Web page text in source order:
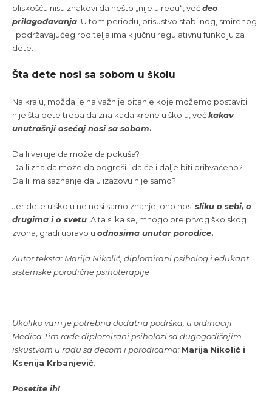
bliskošću nisu znakovi da nešto „nije u redu“, većdeo
prilagođavanja . U tom periodu, prisustvo stabilnog, smirenog
i podržavajućeg roditelja ima ključnu regulativnu funkciju za
dete.
Šta dete nosi sa sobom u školu
Na kraju, možda je najvažnije pitanje koje možemo postaviti
nije šta dete treba da zna kada krene u školu, većkakav
unutrašnji osećaj nosi sa sobom.
Da li veruje da može da pokuša?
Da li zna da može da pogreši i da će i dalje biti prihvaćeno?
Da li ima saznanje da u izazovu nije samo?
Jer dete u školu ne nosi samo znanje, ono nosisliku o sebi, o
drugima i o svetu . A ta slika se, mnogo pre prvog školskog
zvona, gradi upravo u odnosima unutar porodice.
Autor teksta: Marija Nikolić, diplomirani psiholog i edukant
sistemske porodične psihoterapije
—
Ukoliko vam je potrebna dodatna podrška, u ordinaciji
Medica Tim rade diplomirani psiholozi sa dugogodišnjim
iskustvom u radu sa decom i porodicama: Marija Nikolić i
Ksenija Krbanjević
Posetite ih!